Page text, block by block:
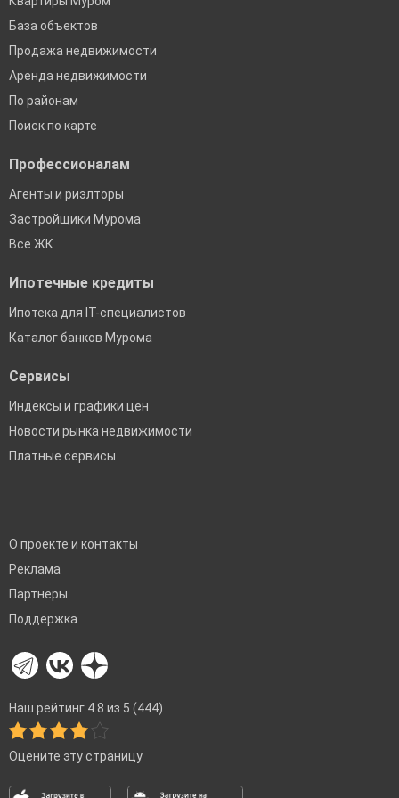
База объектов
Продажа недвижимости
Аренда недвижимости
По районам
Поиск по карте
Профессионалам
Агенты и риэлторы
Застройщики Мурома
Все ЖК
Ипотечные кредиты
Ипотека для IT-специалистов
Каталог банков Мурома
Сервисы
Индексы и графики цен
Новости рынка недвижимости
Платные сервисы
О проекте и контакты
Реклама
Партнеры
Поддержка
Наш рейтинг 4.8 из 5 (444)
Оцените эту страницу